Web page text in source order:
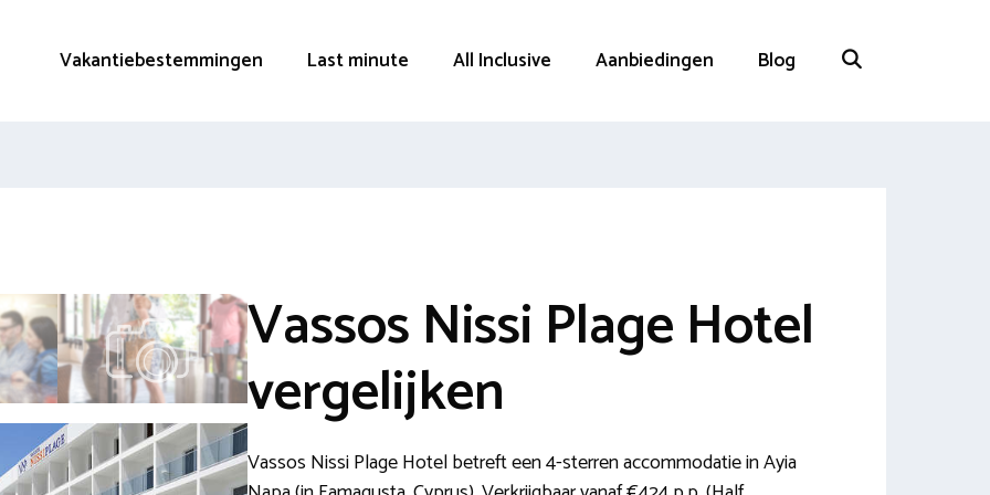
Vakantiebestemmingen Last minute All Inclusive Aanbiedingen Blog
Vassos Nissi Plage Hotel
vergelijken
Vassos Nissi Plage Hotel betreft een 4-sterren accommodatie in Ayia